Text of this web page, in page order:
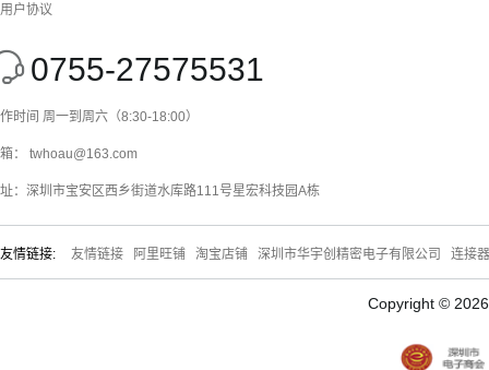
用户协议
0755-27575531
时间 周一到周六（8:30-18:00）
： twhoau@163.com
：深圳市宝安区西乡街道水库路111号星宏科技园A栋
友情链接: 友情链接 阿里旺铺 淘宝店铺 深圳市华宇创精密电子有限公司 连接
Copyright ©